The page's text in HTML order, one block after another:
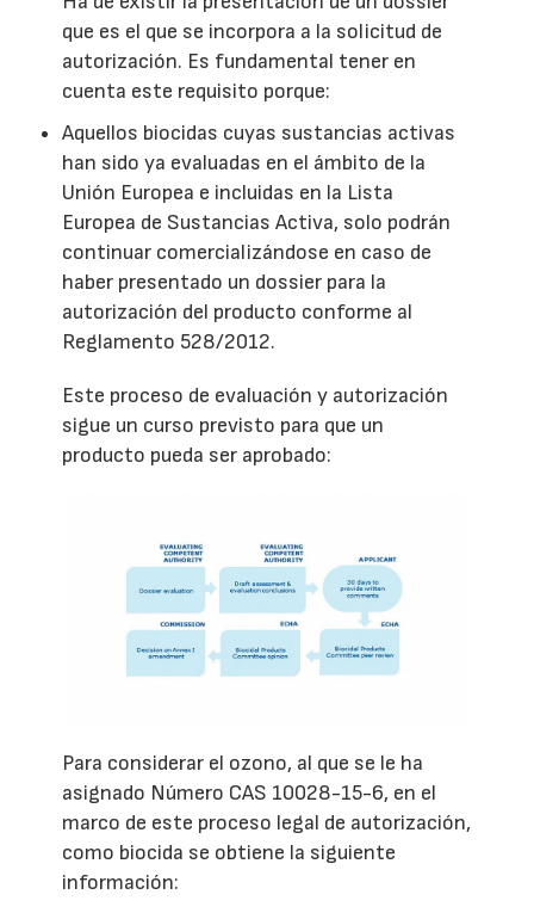
que es el que se incorpora a la solicitud de
autorización. Es fundamental tener en
cuenta este requisito porque:
Aquellos biocidas cuyas sustancias activas
han sido ya evaluadas en el ámbito de la
Unión Europea e incluidas en la Lista
Europea de Sustancias Activa, solo podrán
continuar comercializándose en caso de
haber presentado un dossier para la
autorización del producto conforme al
Reglamento 528/2012.
Este proceso de evaluación y autorización
sigue un curso previsto para que un
producto pueda ser aprobado:
Para considerar el ozono, al que se le ha
asignado Número CAS 10028-15-6, en el
marco de este proceso legal de autorización,
como biocida se obtiene la siguiente
información: